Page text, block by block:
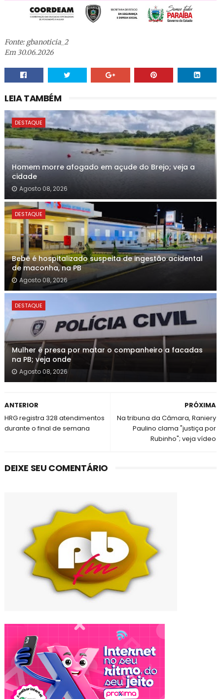
Fonte: gbanoticia_2
Em 30.06.2026
LEIA TAMBÉM
DESTAQUE
Homem morre afogado em açude do Brejo; veja a
cidade
Agosto 08, 2026
DESTAQUE
Bebê é hospitalizado suspeita de ingestão acidental
de maconha, na PB
Agosto 08, 2026
DESTAQUE
Mulher é presa por matar o companheiro a facadas
na PB; veja onde
Agosto 08, 2026
PRÓXIMA
Na tribuna da Câmara, Raniery
Paulino clama "justiça por
Rubinho"; veja vídeo
ANTERIOR
HRG registra 328 atendimentos
durante o final de semana
DEIXE SEU COMENTÁRIO